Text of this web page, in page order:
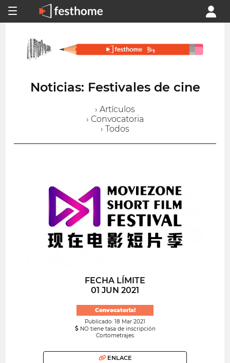
Noticias: Festivales de cine
› Artículos
› Convocatoria
› Todos
FECHA LÍMITE
01 JUN 2021
Convocatoria!
Publicado: 18 Mar 2021
NO tiene tasa de inscripción
Cortometrajes
ENLACE